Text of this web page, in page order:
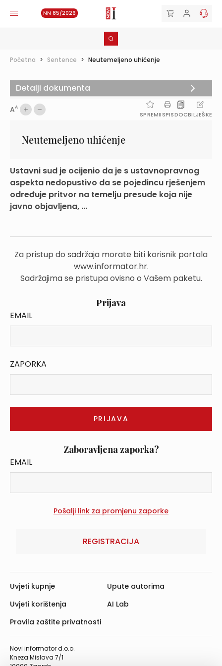
NN 85/2026
Početna > Sentence > Neutemeljeno uhićenje
AA
SPREMIISPISDOCBILJEŠKE
Neutemeljeno uhićenje
Ustavni sud je ocijenio da je s ustavnopravnog
aspekta nedopustivo da se pojedincu rješenjem
određuje pritvor na temelju presude koja nije
javno objavljena, ...
Za pristup do sadržaja morate biti korisnik portala
www.informator.hr.
Sadržajima se pristupa ovisno o Vašem paketu.
Prijava
EMAIL
ZAPORKA
Zaboravljena zaporka?
EMAIL
REGISTRACIJA
Detalji dokumenta
Novi informator d.o.o.
Kneza Mislava 7/1
Uvjeti kupnje
Uvjeti korištenja
Pravila zaštite privatnosti
Upute autorima
AI Lab